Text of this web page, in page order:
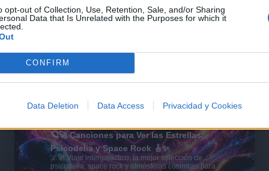
opt-out of Collection, Use, Retention, Sale, and/or Sharing
Data that Is Unrelated with the Purposes for which it
CONFIRM
Data Deletion Data Access Privacidad y Cookies
🪐🚀 Canciones para Ver las Estrellas:
Psicodelia y Space Rock 🎸✨
🌌🚀 Viaje intergaláctico: la mejor selección de
psicodelia, space rock y atmósferas cósmicas para